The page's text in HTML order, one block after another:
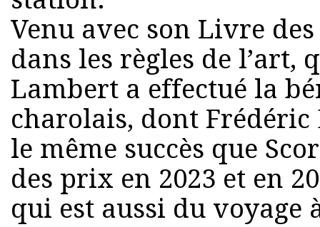
Venu avec son Livre des
dans les règles de l’art,
Lambert a effectué la
charolais, dont Frédéric
le même succès que
des prix en 2023 et en
qui est aussi du voyage